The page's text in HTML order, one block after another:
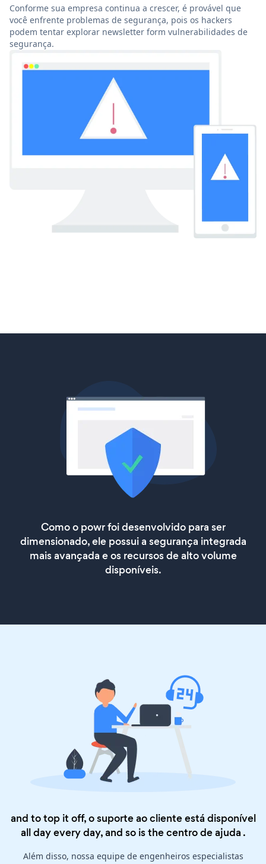
Conforme sua empresa continua a crescer, é provável que
você enfrente problemas de segurança, pois os hackers
podem tentar explorar newsletter form vulnerabilidades de
segurança.
Como o powr foi desenvolvido para ser
dimensionado, ele possui a segurança integrada
mais avançada e os recursos de alto volume
disponíveis.
and to top it off, o suporte ao cliente está disponível
all day every day, and so is thecentro de ajuda .
Além disso, nossa equipe de engenheiros especialistas